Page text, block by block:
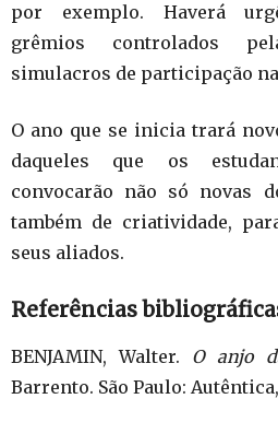
por exemplo. Haverá
grêmios controlados
simulacros de participação
O ano que se inicia trará
daqueles que os
convocarão não só novas
também de criatividade,
seus aliados.
Referências
BENJAMIN, Walter. O anjo
Barrento. São Paulo: Autêntica,